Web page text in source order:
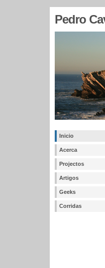
Pedro
Inicio
Acerca
Projectos
Artigos
Geeks
Corridas